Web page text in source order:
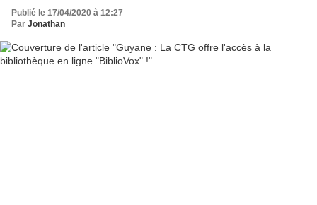
Publié le 17/04/2020 à 12:27
Par Jonathan